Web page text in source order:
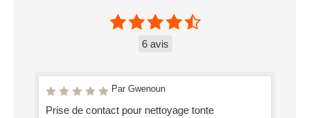
6 avis
Par Gwenoun
Prise de contact pour nettoyage tonte